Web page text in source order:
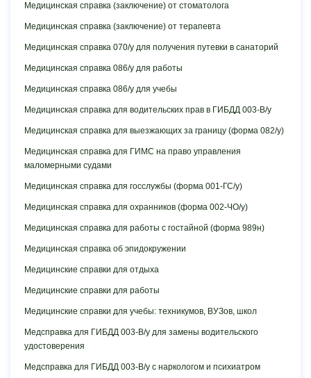
Медицинская справка (заключение) от стоматолога
Медицинская справка (заключение) от терапевта
Медицинская справка 070/у для получения путевки в санаторий
Медицинская справка 086/у для работы
Медицинская справка 086/у для учебы
Медицинская справка для водительских прав в ГИБДД 003-В/у
Медицинская справка для выезжающих за границу (форма 082/у)
Медицинская справка для ГИМС на право управления
маломерными судами
Медицинская справка для госслужбы (форма 001-ГС/у)
Медицинская справка для охранников (форма 002-ЧО/у)
Медицинская справка для работы с гостайной (форма 989н)
Медицинская справка об эпидокружении
Медицинские справки для отдыха
Медицинские справки для работы
Медицинские справки для учебы: техникумов, ВУЗов, школ
Медсправка для ГИБДД 003-В/у для замены водительского
удостоверения
Медсправка для ГИБДД 003-В/у с наркологом и психиатром